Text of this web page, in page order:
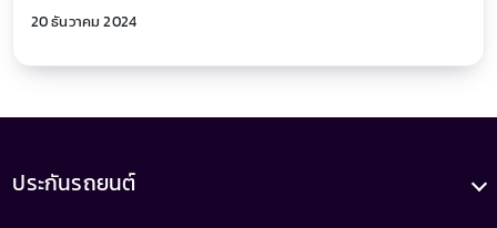
20 ธันวาคม 2024
ประกันรถยนต์